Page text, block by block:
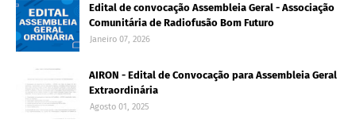
Edital de convocação Assembleia Geral - Associação
Comunitária de Radiofusão Bom Futuro
Janeiro 07, 2026
AIRON - Edital de Convocação para Assembleia Geral
Extraordinária
Agosto 01, 2025